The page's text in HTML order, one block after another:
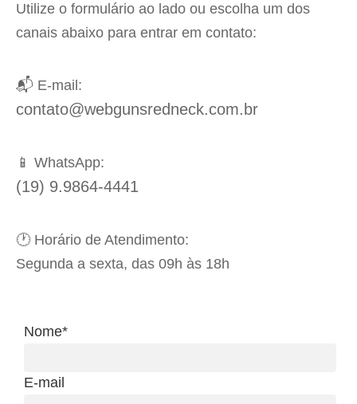
Utilize o formulário ao lado ou escolha um dos
canais abaixo para entrar em contato:
📬 E-mail:
contato@webgunsredneck.com.br
📱 WhatsApp:
(19) 9.9864-4441
🕐 Horário de Atendimento:
Segunda a sexta, das 09h às 18h
Nome*
E-mail